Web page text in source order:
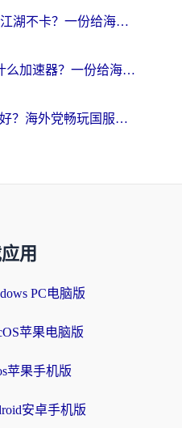
国外如何玩新笑傲江湖不卡？一份给海外游子的终极网络指南
在南非玩刀塔2用什么加速器？一份给海外游子的终极生存指南
Dive用什么加速器好？海外党畅玩国服游戏的终极避坑指南
应用
PC电脑版
苹果电脑版
苹果手机版
安卓手机版